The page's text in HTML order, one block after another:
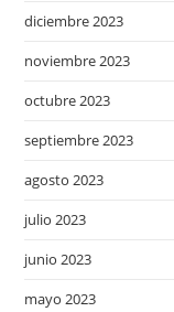
diciembre 2023
noviembre 2023
octubre 2023
septiembre 2023
agosto 2023
julio 2023
junio 2023
mayo 2023